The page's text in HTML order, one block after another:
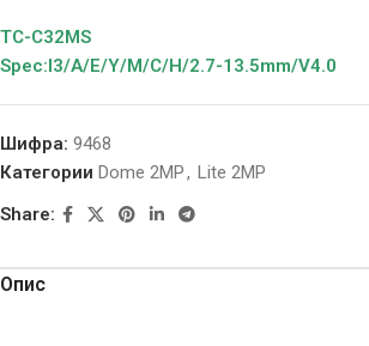
TC-C32MS
Spec:I3/A/E/Y/M/C/H/2.7-13.5mm/V4.0
Шифра: 9468
Категории Dome 2MP, Lite 2MP
Share:
Опис